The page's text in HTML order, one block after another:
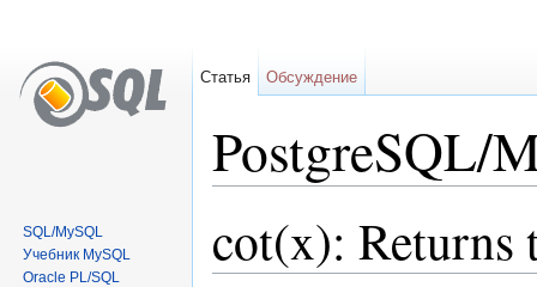
PostgreSQL/
cot(x): Returns
Статья Обсуждение
SQL/MySQL
Учебник MySQL
Oracle PL/SQL